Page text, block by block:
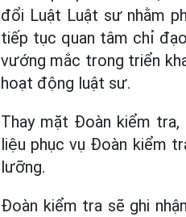
đổi Luật Luật sư nhằm
tiếp tục quan tâm chỉ
vướng mắc trong triển
hoạt động luật sư.
Thay mặt Đoàn kiểm
liệu phục vụ Đoàn kiểm
lưỡng.
Đoàn kiểm tra sẽ ghi